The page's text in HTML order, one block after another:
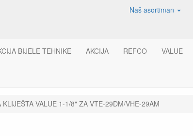
Naš asortiman
BIJELE TEHNIKE AKCIJA REFCO VALUE
KLIJEŠTA VALUE 1-1/8" ZA VTE-29DM/VHE-29AM